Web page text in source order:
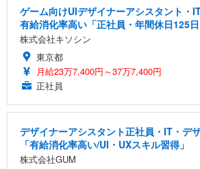
ゲーム向けUIデザイナーアシスタント・
有給消化率高い「正社員・年間休日125
株式会社キソシン
東京都
月給23万7,400円～37万7,400円
正社員
デザイナーアシスタント正社員・IT・デ
「有給消化率高い/UI・UXスキル習得」
株式会社GUM